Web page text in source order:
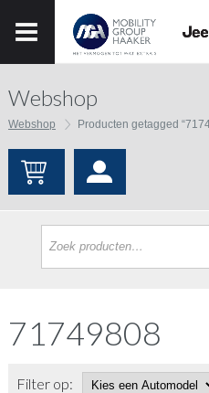
Webshop
Webshop Producten getagged
71749808
Filter op: